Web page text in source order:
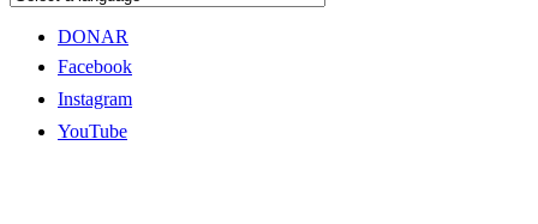
DONAR
Facebook
Instagram
YouTube